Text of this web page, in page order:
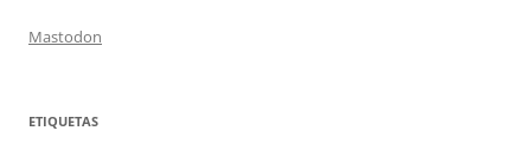
Mastodon
ETIQUETAS